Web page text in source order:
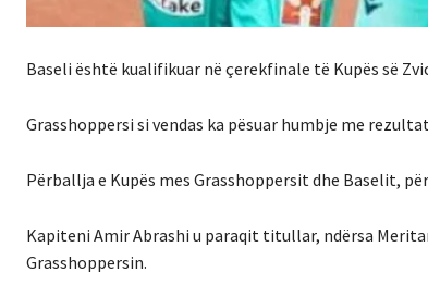
Baseli është kualifikuar në çerekfinale të Kupës së
Grasshoppersi si vendas ka pësuar humbje me
Përballja e Kupës mes Grasshoppersit dhe Baselit,
Kapiteni Amir Abrashi u paraqit titullar, ndërsa
Grasshoppersin.